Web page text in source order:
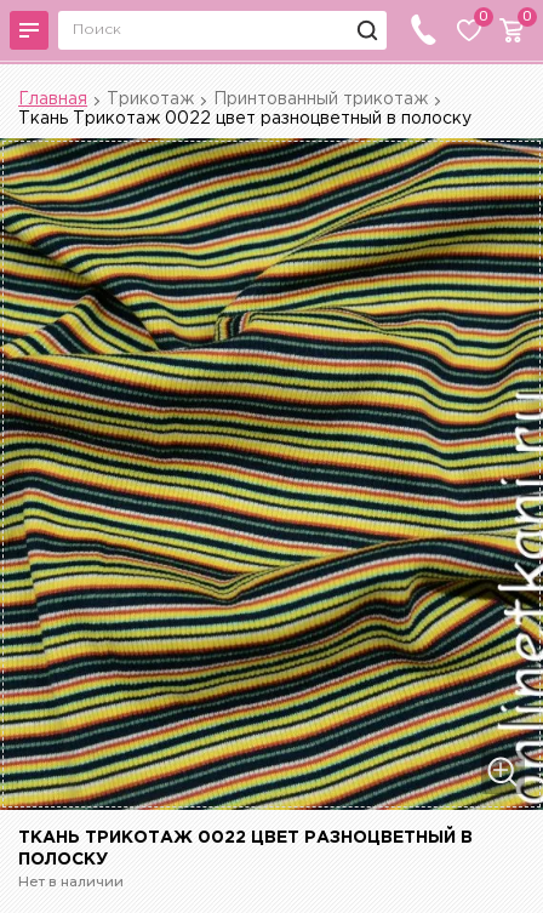
0 0
Главная Трикотаж
Принтованный трикотаж
Ткань Трикотаж 0022 цвет разноцветный в полоску
ТКАНЬ ТРИКОТАЖ 0022 ЦВЕТ РАЗНОЦВЕТНЫЙ В
ПОЛОСКУ
Нет в наличии